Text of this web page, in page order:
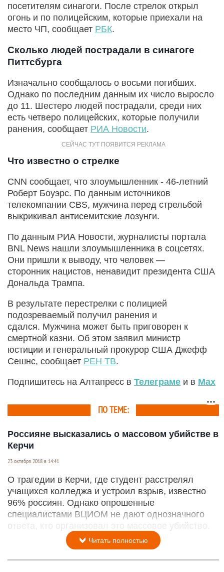
посетителям синагоги. После стрелок открыл
огонь и по полицейским, которые приехали на
место ЧП, сообщает РБК.
Сколько людей пострадали в синагоге
Питтсбурга
Изначально сообщалось о восьми погибших.
Однако по последним данным их число выросло
до 11. Шестеро людей пострадали, среди них
есть четверо полицейских, которые получили
ранения, сообщает РИА Новости.
Что известно о стрелке
CNN сообщает, что злоумышленник - 46-летний
Роберт Боуэрс. По данным источников
телекомпании CBS, мужчина перед стрельбой
выкрикивал антисемитские лозунги.
По данным РИА Новости, журналисты портала
BNL News нашли злоумышленника в соцсетях.
Они пришли к выводу, что человек —
сторонник нацистов, ненавидит президента США
Дональда Трампа.
В результате перестрелки с полицией
подозреваемый получил ранения и
сдался. Мужчина может быть приговорен к
смертной казни. Об этом заявил министр
юстиции и генеральный прокурор США Джефф
Сешнс, сообщает РЕН ТВ.
Подпишитесь на Алтапресс в Телеграме и в Max
ПО ТЕМЕ:
Россияне высказались о массовом убийстве в
Керчи
23 октября 2018 в 14:41
О трагедии в Керчи, где студент расстрелял
учащихся колледжа и устроил взрыв, известно
96% россиян. Однако опрошенные
специалистами ВЦИОМ не дают однозначного
ответа, кто организовал это массовое убийство.
Читать полностью